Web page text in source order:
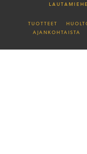
TUOTTEET
AJANKOHTAISTA